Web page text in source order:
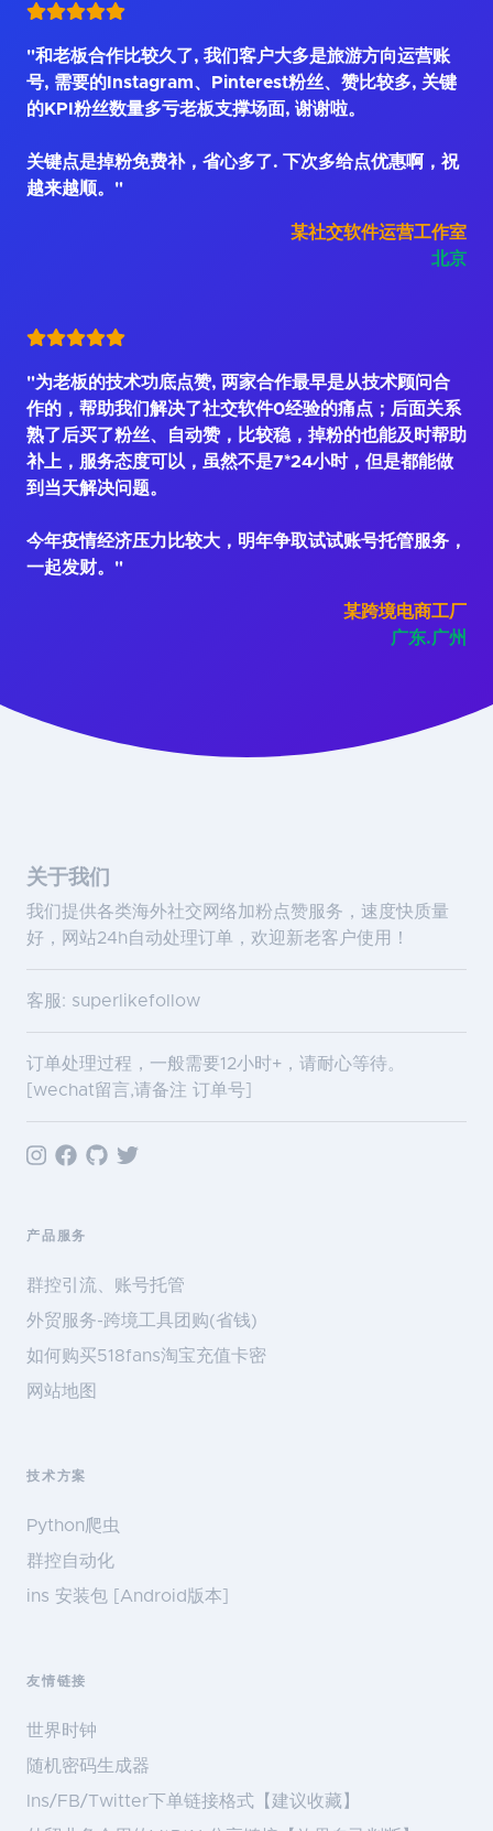
"和老板合作比较久了, 我们客户大多是旅游方向运营账
号, 需要的Instagram、Pinterest粉丝、赞比较多, 关键
的KPI粉丝数量多亏老板支撑场面, 谢谢啦。
关键点是掉粉免费补，省心多了. 下次多给点优惠啊，祝
越来越顺。"
某社交软件运营工作室
北京
"为老板的技术功底点赞, 两家合作最早是从技术顾问合
作的，帮助我们解决了社交软件0经验的痛点；后面关系
熟了后买了粉丝、自动赞，比较稳，掉粉的也能及时帮助
补上，服务态度可以，虽然不是7*24小时，但是都能做
到当天解决问题。
今年疫情经济压力比较大，明年争取试试账号托管服务，
一起发财。"
某跨境电商工厂
广东.广州
关于我们
我们提供各类海外社交网络加粉点赞服务，速度快质量
好，网站24h自动处理订单，欢迎新老客户使用！
客服: superlikefollow
订单处理过程，一般需要12小时+，请耐心等待。
[wechat留言,请备注 订单号]
产品服务
群控引流、账号托管
外贸服务-跨境工具团购(省钱)
如何购买518fans淘宝充值卡密
网站地图
技术方案
Python爬虫
群控自动化
ins 安装包 [Android版本]
友情链接
世界时钟
随机密码生成器
Ins/FB/Twitter下单链接格式【建议收藏】